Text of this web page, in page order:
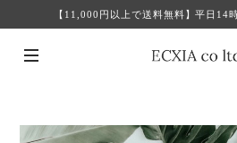
【11,000円以上で送料無料】平日14